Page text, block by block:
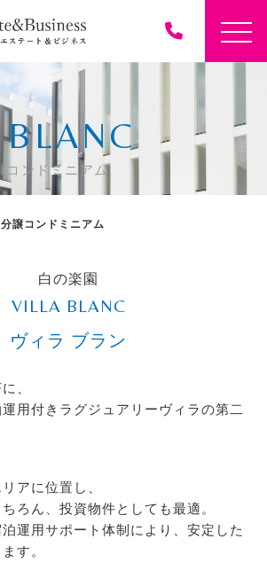
コンドミニアム
譲コンドミニアム
白の楽園
VILLA BLANC
ヴィラ ブラン
、
用付きラグジュアリーヴィラの第二
アに位置し、
ろん、投資物件としても最適。
運用サポート体制により、安定した
す。